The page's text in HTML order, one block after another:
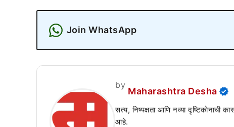
Join WhatsApp
by
Maharashtra Desha
सत्य, निष्पक्षता आणि नव्या दृष्टिकोनाची
आहे.